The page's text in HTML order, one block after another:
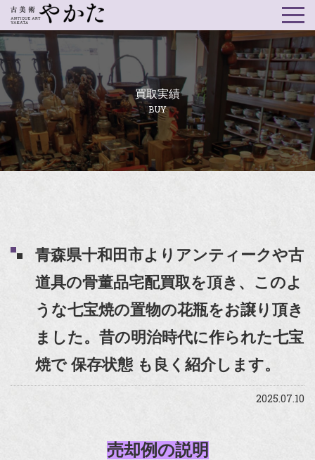
買取実績
BUY
青森県十和田市よりアンティークや古
道具の骨董品宅配買取を頂き、このよ
うな七宝焼の置物の花瓶をお譲り頂き
ました。昔の明治時代に作られた七宝
焼で 保存状態 も良く紹介します。
2025.07.10
売却例の説明